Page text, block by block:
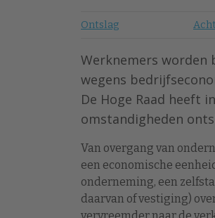
Ontslag
Werknemers worden
wegens
De Hoge Raad heeft
omstandigheden
Van overgang van
een economische
onderneming, een
daarvan of vestiging)